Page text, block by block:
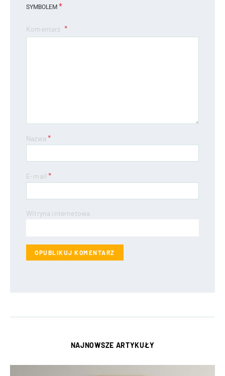
SYMBOLEM *
Komentarz
Nazwa*
E-mail*
Witryna internetowa
NAJNOWSZE ARTYKUŁY